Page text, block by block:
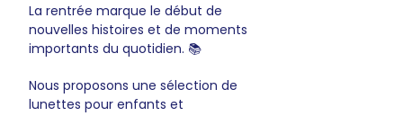
La rentrée marque le début de
nouvelles histoires et de moments
importants du quotidien. 📚
Nous proposons une sélection de
lunettes pour enfants et